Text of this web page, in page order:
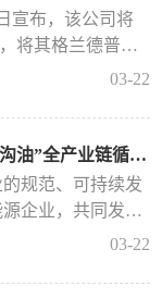
宣布，该公司将
将其格兰德普伊
再生柴油厂，加工
03-22
油”全产业链循环
规范、可持续发
企业，共同发起
“专委会”)，并于1
，该专委会的成
服务平台、政企
03-22